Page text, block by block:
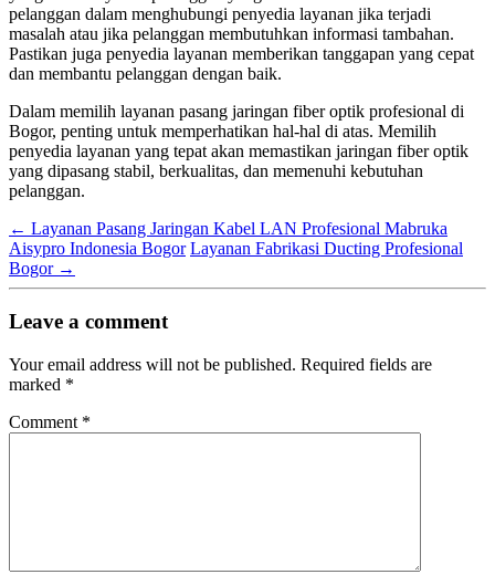
pelanggan dalam menghubungi penyedia layanan jika terjadi
masalah atau jika pelanggan membutuhkan informasi tambahan.
Pastikan juga penyedia layanan memberikan tanggapan yang cepat
dan membantu pelanggan dengan baik.
Dalam memilih layanan pasang jaringan fiber optik profesional di
Bogor, penting untuk memperhatikan hal-hal di atas. Memilih
penyedia layanan yang tepat akan memastikan jaringan fiber optik
yang dipasang stabil, berkualitas, dan memenuhi kebutuhan
pelanggan.
← Layanan Pasang Jaringan Kabel LAN Profesional Mabruka
Aisypro Indonesia Bogor Layanan Fabrikasi Ducting Profesional
Bogor →
Leave a comment
Your email address will not be published. Required fields are
marked *
Comment *